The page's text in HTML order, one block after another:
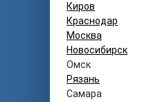
Киров
Краснодар
Москва
Новосибирск
Омск
Рязань
Самара